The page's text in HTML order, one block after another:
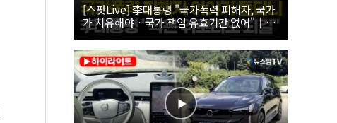
[스팟Live] 李대통령 "국가폭력 피해자, 국가
가 치유해야…국가 책임 유효기간 없어"｜
26.08.07 국가폭력 피해자 위로 오찬